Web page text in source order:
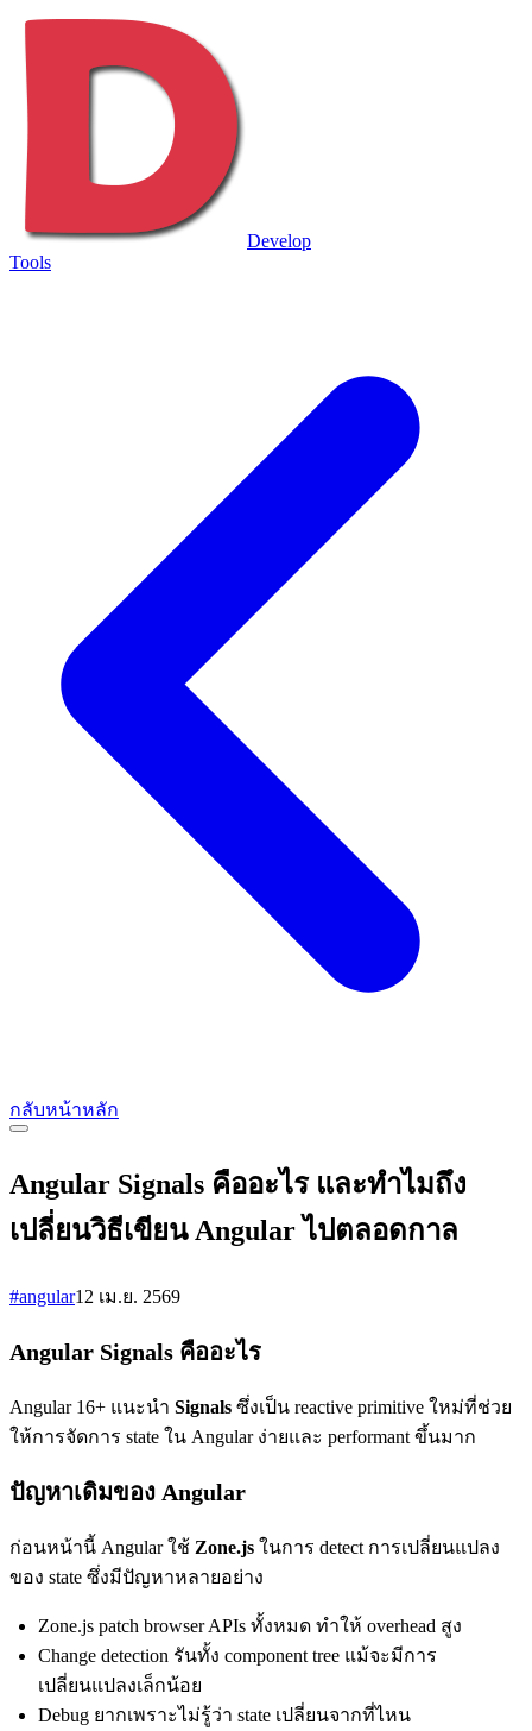
Develop
Tools
กลับหน้าหลัก
Angular Signals คืออะไร และทำไมถึง
เปลี่ยนวิธีเขียน Angular ไปตลอดกาล
#angular12 เม.ย. 2569
Angular Signals คืออะไร
Angular 16+ แนะนำ Signals ซึ่งเป็น reactive primitive ใหม่ที่ช่วย
ให้การจัดการ state ใน Angular ง่ายและ performant ขึ้นมาก
ปัญหาเดิมของ Angular
ก่อนหน้านี้ Angular ใช้ Zone.js ในการ detect การเปลี่ยนแปลง
ของ state ซึ่งมีปัญหาหลายอย่าง
Zone.js patch browser APIs ทั้งหมด ทำให้ overhead สูง
Change detection รันทั้ง component tree แม้จะมีการ
เปลี่ยนแปลงเล็กน้อย
Debug ยากเพราะไม่รู้ว่า state เปลี่ยนจากที่ไหน